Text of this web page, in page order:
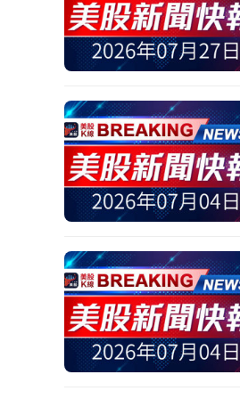
前往高息警報與AI成本風
前往Immersion 宣佈每股